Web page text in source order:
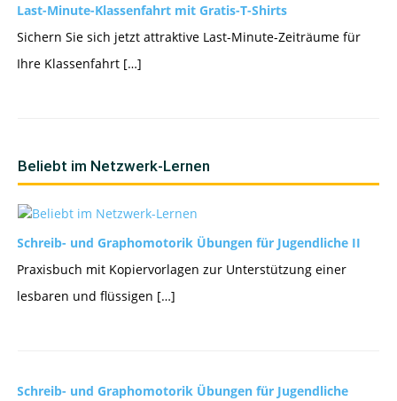
Last-Minute-Klassenfahrt mit Gratis-T-Shirts
Sichern Sie sich jetzt attraktive Last-Minute-Zeiträume für
Ihre Klassenfahrt […]
Beliebt im Netzwerk-Lernen
Schreib- und Graphomotorik Übungen für Jugendliche II
Praxisbuch mit Kopiervorlagen zur Unterstützung einer
lesbaren und flüssigen […]
Schreib- und Graphomotorik Übungen für Jugendliche